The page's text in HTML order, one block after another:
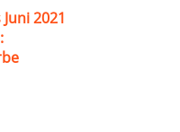
2021